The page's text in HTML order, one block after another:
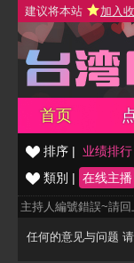
建议将本站 加入
首页
排序 | 业绩排行
類別 | 在线主播
主持人編號錯誤~請
任何的意见与问题